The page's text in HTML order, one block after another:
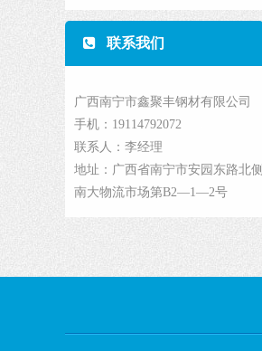
联系我们
广西南宁市鑫聚丰钢材有限公司
手机：19114792072
联系人：李经理
地址：广西省南宁市安园东路北侧
南大物流市场第B2—1—2号